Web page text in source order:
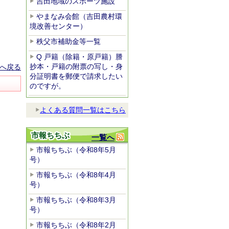
戻る
やまなみ会館（吉田農村環
境改善センター）
秩父市補助金等一覧
Q 戸籍（除籍・原戸籍）謄
抄本・戸籍の附票の写し・身
分証明書を郵便で請求したい
のですが。
よくある質問一覧はこちら
一覧へ
市報ちちぶ
市報ちちぶ（令和8年5月
号）
市報ちちぶ（令和8年4月
号）
市報ちちぶ（令和8年3月
号）
市報ちちぶ（令和8年2月